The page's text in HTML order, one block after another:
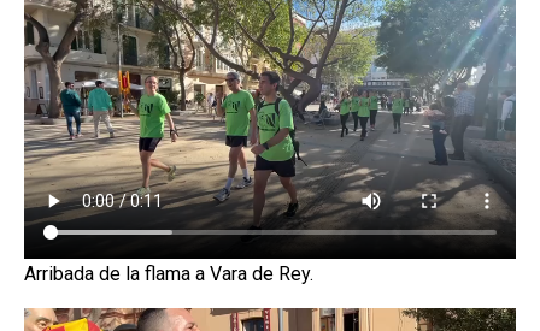
Arribada de la flama a Vara de Rey.